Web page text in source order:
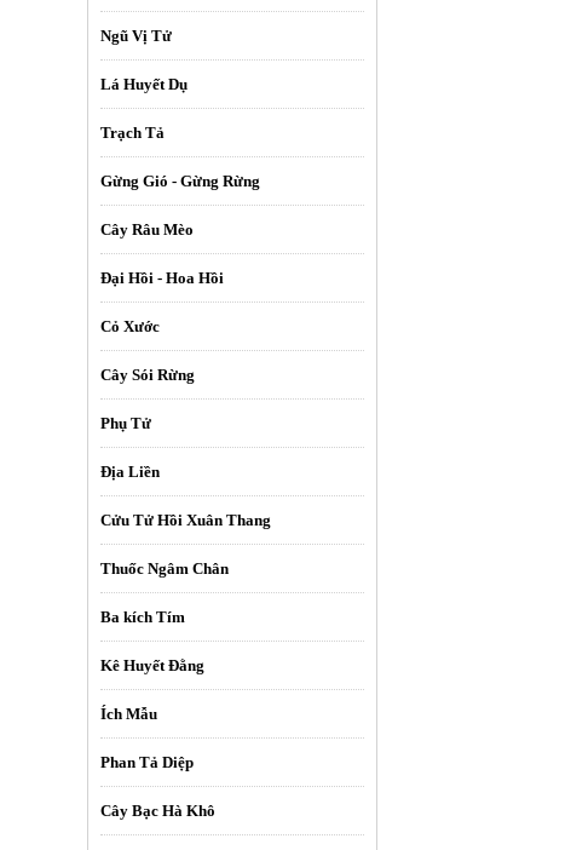
Ngũ Vị Tử
Lá Huyết Dụ
Trạch Tả
Gừng Gió - Gừng Rừng
Cây Râu Mèo
Đại Hồi - Hoa Hồi
Cỏ Xước
Cây Sói Rừng
Phụ Tử
Địa Liền
Cửu Tử Hồi Xuân Thang
Thuốc Ngâm Chân
Ba kích Tím
Kê Huyết Đằng
Ích Mẫu
Phan Tả Diệp
Cây Bạc Hà Khô